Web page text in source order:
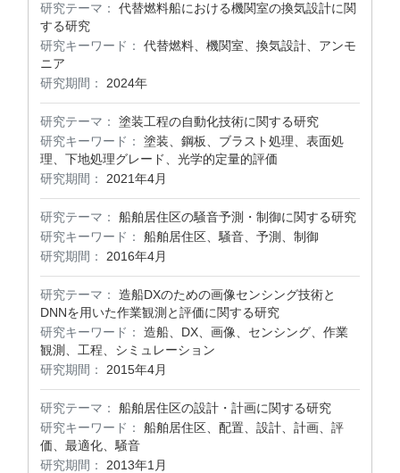
研究テーマ：
代替燃料船における機関室の換気設計に関
する研究
研究キーワード：
代替燃料、機関室、換気設計、アンモ
ニア
研究期間：
2024年
研究テーマ：
塗装工程の自動化技術に関する研究
研究キーワード：
塗装、鋼板、ブラスト処理、表面処
理、下地処理グレード、光学的定量的評価
研究期間：
2021年4月
研究テーマ：
船舶居住区の騒音予測・制御に関する研究
研究キーワード：
船舶居住区、騒音、予測、制御
研究期間：
2016年4月
研究テーマ：
造船DXのための画像センシング技術と
DNNを用いた作業観測と評価に関する研究
研究キーワード：
造船、DX、画像、センシング、作業
観測、工程、シミュレーション
研究期間：
2015年4月
研究テーマ：
船舶居住区の設計・計画に関する研究
研究キーワード：
船舶居住区、配置、設計、計画、評
価、最適化、騒音
研究期間：
2013年1月